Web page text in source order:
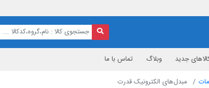
جدید وبلاگ تماس با ما
مبدل‌های الکترونیک قدرت